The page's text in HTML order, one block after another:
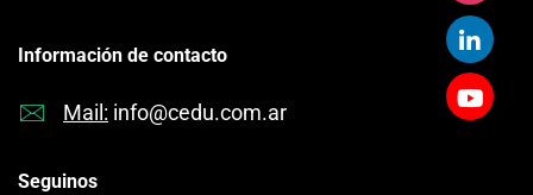
Información de contacto
Mail: info@cedu.com.ar
Seguinos